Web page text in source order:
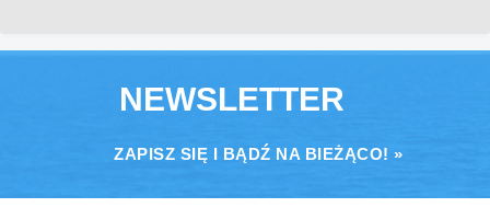
NEWSLETTER
ZAPISZ SIĘ I BĄDŹ NA BIEŻĄCO! »